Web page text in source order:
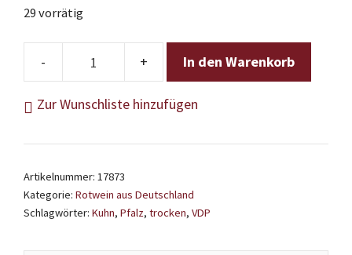
29 vorrätig
Philipp
In den Warenkorb
Zur Wunschliste hinzufügen
Artikelnummer: 17873
Kategorie: Rotwein aus Deutschland
Schlagwörter: Kuhn, Pfalz, trocken, VDP